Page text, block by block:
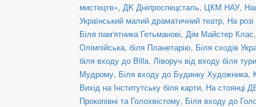
мистецтв», ДK Дніпроспецсталь, ЦКМ НАУ,
Український малий драматичний театр, На
Біля пам'ятника Гетьманові, Дім Майстер Клас,
Олімпійська, біля Планетарію, Біля сходів
біля входу до Billa, Ліворуч від входу біля
Мудрому, Біля входу до Будинку Художника,
Вихід на Інститутську біля карти, На стоянці
Прокопівні та Голохвістому, Біля входу до